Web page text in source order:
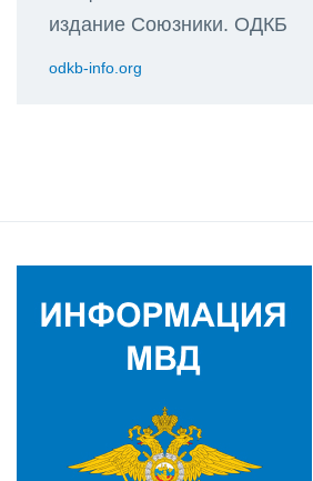
издание Союзники. ОДКБ
odkb-info.org